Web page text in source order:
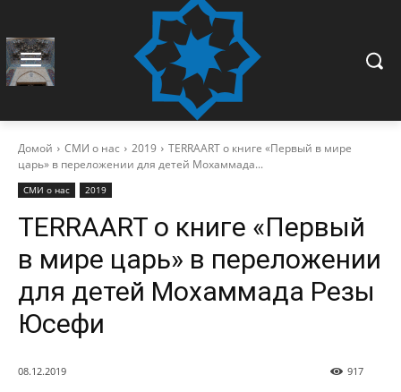
Домой СМИ о нас 2019
TERRAART о книге «Первый в мире
царь» в переложении для детей Мохаммада...
СМИ о нас 2019
TERRAART о книге «Первый
в мире царь» в переложении
для детей Мохаммада Резы
Юсефи
08.12.2019 917